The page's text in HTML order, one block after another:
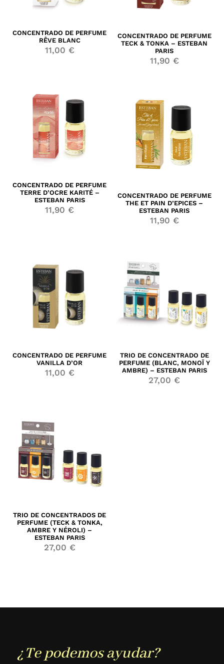
CONCENTRADO DE PERFUME
RÊVE BLANC
11,00 €
CONCENTRADO DE PERFUME
TECK & TONKA – ESTEBAN
PARIS
11,90 €
CONCENTRADO DE PERFUME
TERRE D’OCRE KARITÉ –
ESTEBAN PARIS
11,90 €
CONCENTRADO DE PERFUME
THE ET PAIN D’EPICES –
ESTEBAN PARIS
11,90 €
CONCENTRADO DE PERFUME
VANILLA D’OR
11,00 €
TRIO DE CONCENTRADO DE
PERFUME (BLANC, MONOÏ Y
AMBRE) – ESTEBAN PARIS
27,00 €
TRIO DE CONCENTRADOS DE
PERFUME (TECK & TONKA,
AMBRE Y NÉROLI) –
ESTEBAN PARIS
27,00 €
¿Te podemos ayudar?